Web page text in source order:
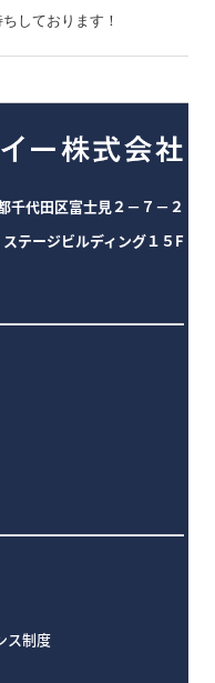
しております！
千代田区富士見２－７－２
ステージビルディング１５F
ス制度